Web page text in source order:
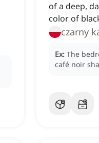
of a deep,
color of
czarny
Ex: The
café noir